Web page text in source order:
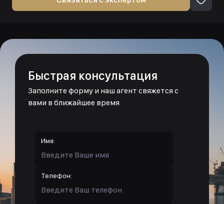
Быстрая консультация
Заполните форму и наш агент свяжется с
вами в ближайшее время
Имя:
Телефон: